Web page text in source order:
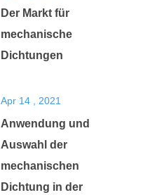
Der Markt für
mechanische
Dichtungen
Apr 14 , 2021
Anwendung und
Auswahl der
mechanischen
Dichtung in der